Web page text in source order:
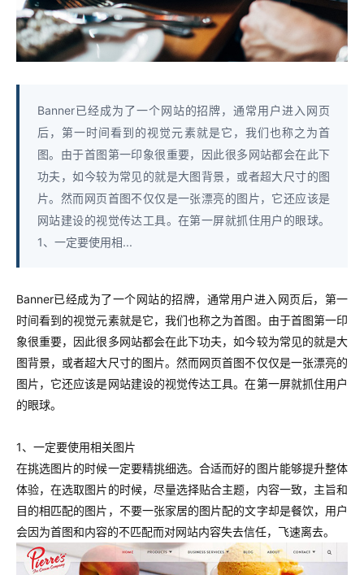
Banner已经成为了一个网站的招牌，通常用户进入网页
后，第一时间看到的视觉元素就是它，我们也称之为首
图。由于首图第一印象很重要，因此很多网站都会在此下
功夫，如今较为常见的就是大图背景，或者超大尺寸的图
片。然而网页首图不仅仅是一张漂亮的图片，它还应该是
网站建设的视觉传达工具。在第一屏就抓住用户的眼球。
1、一定要使用相...
Banner已经成为了一个网站的招牌，通常用户进入网页后，第一
时间看到的视觉元素就是它，我们也称之为首图。由于首图第一印
象很重要，因此很多网站都会在此下功夫，如今较为常见的就是大
图背景，或者超大尺寸的图片。然而网页首图不仅仅是一张漂亮的
图片，它还应该是网站建设的视觉传达工具。在第一屏就抓住用户
的眼球。
1、一定要使用相关图片
在挑选图片的时候一定要精挑细选。合适而好的图片能够提升整体
体验，在选取图片的时候，尽量选择贴合主题，内容一致，主旨和
目的相匹配的图片，不要一张家居的图片配的文字却是餐饮，用户
会因为首图和内容的不匹配而对网站内容失去信任，飞速离去。